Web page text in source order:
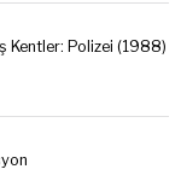
Kentler: Polizei (1988)